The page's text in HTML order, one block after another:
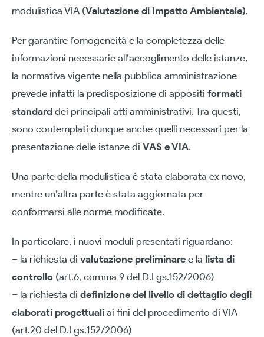
modulistica VIA (Valutazione di Impatto Ambientale).
Per garantire l’omogeneità e la completezza delle
informazioni necessarie all’accoglimento delle istanze,
la normativa vigente nella pubblica amministrazione
prevede infatti la predisposizione di appositi formati
standard dei principali atti amministrativi. Tra questi,
sono contemplati dunque anche quelli necessari per la
presentazione delle istanze di VAS e VIA.
Una parte della modulistica è stata elaborata ex novo,
mentre un’altra parte è stata aggiornata per
conformarsi alle norme modificate.
In particolare, i nuovi moduli presentati riguardano:
– la richiesta di valutazione preliminare e la lista di
controllo (art.6, comma 9 del D.Lgs.152/2006)
– la richiesta di definizione del livello di dettaglio degli
elaborati progettuali ai fini del procedimento di VIA
(art.20 del D.Lgs.152/2006)